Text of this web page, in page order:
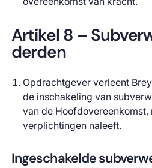
Artikel 8 –
derden
Opdrachtgever verleent
de inschakeling van
van de
verplichtingen naleeft.
Ingeschakelde